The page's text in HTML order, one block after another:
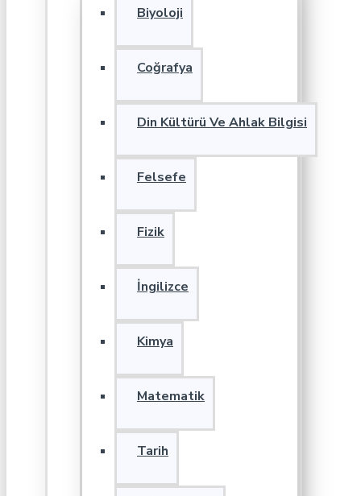
Biyoloji
Coğrafya
Din Kültürü Ve Ahlak Bilgisi
Felsefe
Fizik
İngilizce
Kimya
Matematik
Tarih